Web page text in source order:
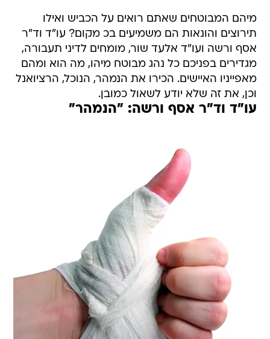
מיהם המבוטחים שאתם רואים על הכביש ואילו
תירוצים והונאות הם משמיעים בכ מקום? עו"ד וד"ר
אסף ורשה ועו"ד אלעד שור, מומחים לדיני תעבורה,
מגדירים בפניכם כל נהג מבוטח מיהו, מה הוא ומהם
מאפייניו האיישים. הכירו את הנמהר, הנוכל, הרציואנל
וכן, את זה שלא יודע לשאול כמובן.
עו"ד וד"ר אסף ורשה: "הנמהר"